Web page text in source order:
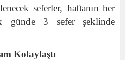
seferler, haftanın her
günde 3 sefer şeklinde
Kolaylaştı